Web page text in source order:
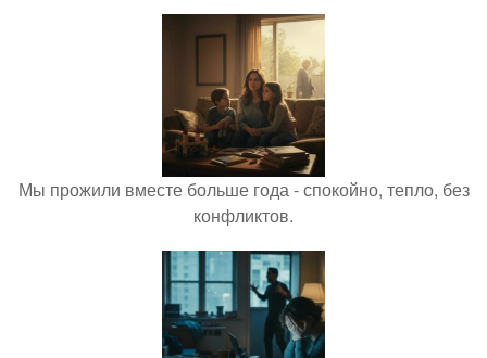
Мы прожили вместе больше года - спокойно, тепло, без
конфликтов.